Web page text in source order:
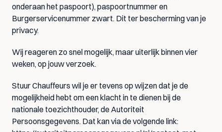
onderaan het paspoort), paspoortnummer en
Burgerservicenummer zwart. Dit ter bescherming van je
privacy.
Wij reageren zo snel mogelijk, maar uiterlijk binnen vier
weken, op jouw verzoek.
Stuur Chauffeurs wil je er tevens op wijzen dat je de
mogelijkheid hebt om een klacht in te dienen bij de
nationale toezichthouder, de Autoriteit
Persoonsgegevens. Dat kan via de volgende link: